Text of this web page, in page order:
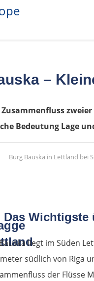
–
Bedeutung Lage
Das Wichtigste
liegt im Süden
südlich von Riga
der Flüsse